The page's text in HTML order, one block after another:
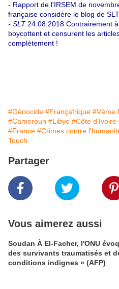
- Rapport de l'IRSEM de
française considère le blog de
- SLT 24.08.2018 Contrairement
boycottent et censurent les
complètement !
#Génocide #Françafrique #Vème
#Cameroun #Libye #Côte d'Ivoire
#France #Crimes contre
Touch
Partager
Vous aimerez aussi
Soudan À El-Facher, l'ONU évoque
des survivants traumatisés et
conditions indignes » (AFP)